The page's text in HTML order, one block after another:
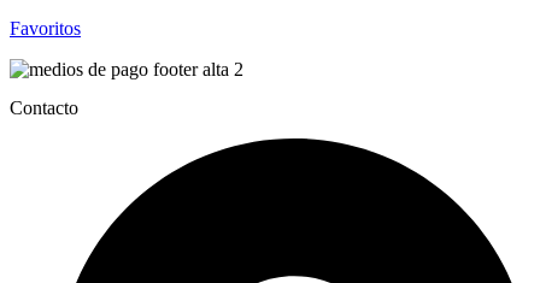
Favoritos
Contacto